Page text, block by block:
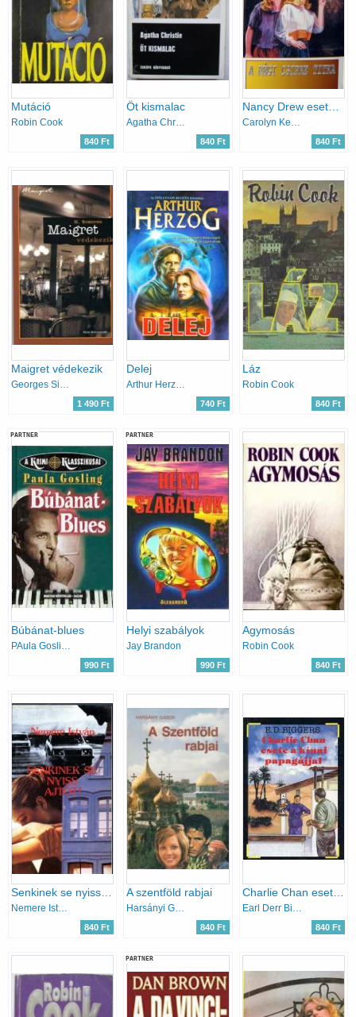
Mutáció
Robin Cook
840 Ft
Öt kismalac
Agatha Christie
840 Ft
Nancy Drew esetei: A régi csipke titka
Carolyn Keene
840 Ft
Maigret védekezik
1 490 Ft
Delej
740 Ft
Láz
Robin Cook
840 Ft
PARTNER
Búbánat-blues
PAula Gosling
990 Ft
PARTNER
Helyi szabályok
Jay Brandon
990 Ft
Agymosás
Robin Cook
840 Ft
Nemere István
840 Ft
A szentföld rabjai
840 Ft
Charlie Chan esete a kínai papagájjal
840 Ft
PARTNER